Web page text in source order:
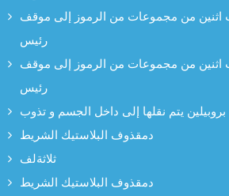
من مجموعات من الرموز إلى موقف
رئيس
من مجموعات من الرموز إلى موقف
رئيس
بروبيلين يتم نقلها إلى داخل الجسم و تذوب
دمقذوف البلاستيك الشريط
ثلاثةلف
دمقذوف البلاستيك الشريط